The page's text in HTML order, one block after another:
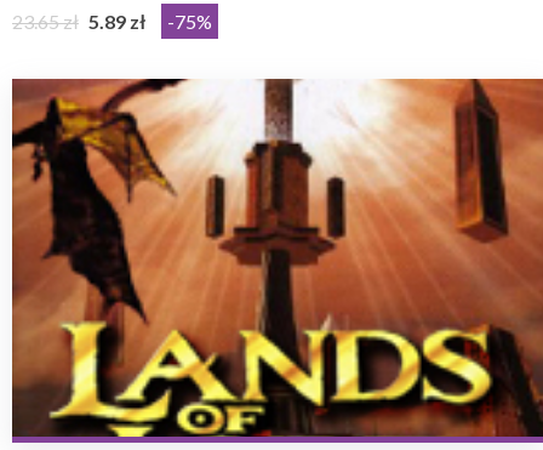
23.65 zł 5.89 zł -75%